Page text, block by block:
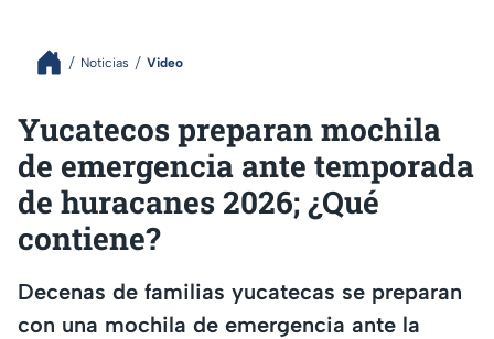
Noticias Video
Yucatecos preparan mochila
de emergencia ante temporada
de huracanes 2026; ¿Qué
contiene?
Decenas de familias yucatecas se preparan
con una mochila de emergencia ante la